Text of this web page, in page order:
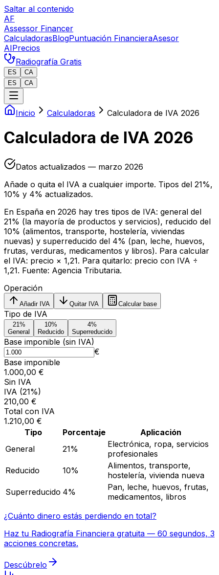
Saltar al contenido
AF
Assessor Financer
CalculadorasBlogPuntuación FinancieraAsesor
AIPrecios
Radiografía Gratis
ES
CA
ES
CA
Inicio Calculadoras Calculadora de IVA 2026
Calculadora de IVA 2026
Datos actualizados — marzo 2026
Añade o quita el IVA a cualquier importe. Tipos del 21%,
10% y 4% actualizados.
En España en 2026 hay tres tipos de IVA: general del
21% (la mayoría de productos y servicios), reducido del
10% (alimentos, transporte, hostelería, viviendas
nuevas) y superreducido del 4% (pan, leche, huevos,
frutas, verduras, medicamentos y libros). Para calcular
el IVA: precio × 1,21. Para quitarlo: precio con IVA ÷
1,21. Fuente: Agencia Tributaria.
Operación
Añadir IVA Quitar IVA Calcular base
Tipo de IVA
21%
General
10%
Reducido
4%
Superreducido
Base imponible (sin IVA)
€
Base imponible
1.000,00 €
Sin IVA
IVA (21%)
210,00 €
Total con IVA
1.210,00 €
Tipo
Porcentaje
Aplicación
General
21%
Electrónica, ropa, servicios
profesionales
Reducido
10%
Alimentos, transporte,
hostelería, vivienda nueva
Superreducido 4%
Pan, leche, huevos, frutas,
medicamentos, libros
¿Cuánto dinero estás perdiendo en total?
Haz tu Radiografía Financiera gratuita — 60 segundos, 3
acciones concretas.
Descúbrelo